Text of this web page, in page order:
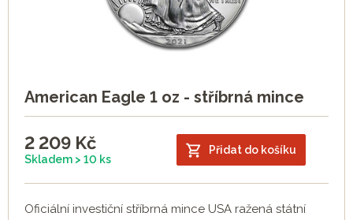
American Eagle 1 oz - stříbrná mince
2 209 Kč
Skladem > 10 ks
Přidat do košíku
Oficiální investiční stříbrná mince USA ražená státní